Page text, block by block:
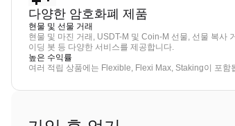
다양한 암호화폐 제품
현물 및 선물 거래
현물 및 마진 거래, USDT-M 및 Coin-M 선물, 선물 복사
이딩 봇 등 다양한 서비스를 제공합니다.
높은 수익률
여러 적립 상품에는 Flexible, Flexi Max, Staking이 포함